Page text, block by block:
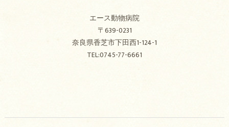
エース動物病院
〒639-0231
奈良県香芝市下田西1-124-1
TEL:0745-77-6661